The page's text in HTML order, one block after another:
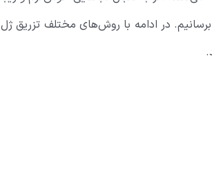
در ادامه با روش‌های مختلف تزریق ژل